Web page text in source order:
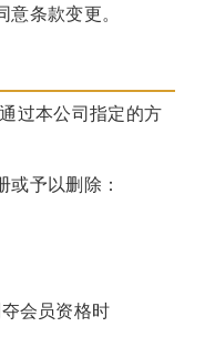
条款变更。
过本公司指定的方
予以删除：
会员资格时